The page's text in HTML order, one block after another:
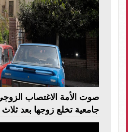
صوت الأمة الاغتصاب
جامعية تخلع زوجها بعد